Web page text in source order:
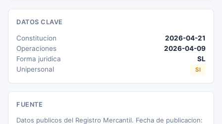
DATOS CLAVE
Constitucion
2026-04-21
Operaciones
2026-04-09
Forma juridica
SL
Unipersonal
SI
FUENTE
Datos publicos del Registro Mercantil. Fecha de publicacion: